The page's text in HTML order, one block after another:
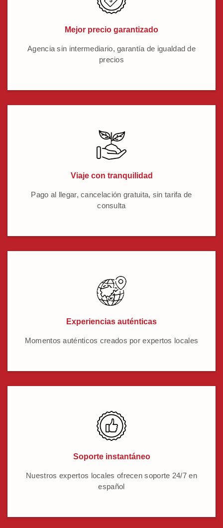
Mejor precio garantizado
Agencia sin intermediario, garantía de igualdad de
precios
Viaje con tranquilidad
Pago al llegar, cancelación gratuita, sin tarifa de
consulta
Experiencias auténticas
Momentos auténticos creados por expertos locales
Soporte instantáneo
Nuestros expertos locales ofrecen soporte 24/7 en
español